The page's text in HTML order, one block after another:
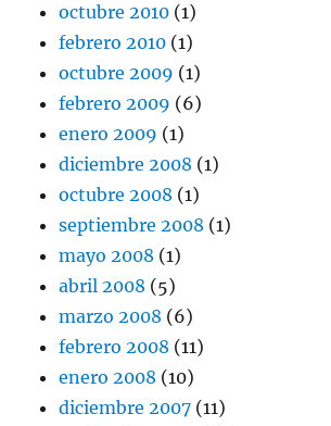
octubre 2010 (1)
febrero 2010 (1)
octubre 2009 (1)
febrero 2009 (6)
enero 2009 (1)
diciembre 2008 (1)
octubre 2008 (1)
septiembre 2008 (1)
mayo 2008 (1)
abril 2008 (5)
marzo 2008 (6)
febrero 2008 (11)
enero 2008 (10)
diciembre 2007 (11)